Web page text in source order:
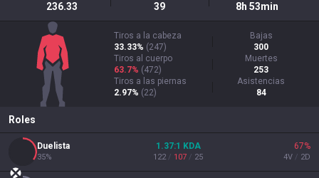
236.33 39 8h 53min
Tiros a la cabeza
33.33% (247)
Bajas
300
Tiros al cuerpo
63.7% (472)
Muertes
253
Tiros a las piernas
2.97% (22)
Asistencias
84
Roles
Duelista
35%
1.37:1 KDA
122 / 107 / 25
67%
4V / 2D